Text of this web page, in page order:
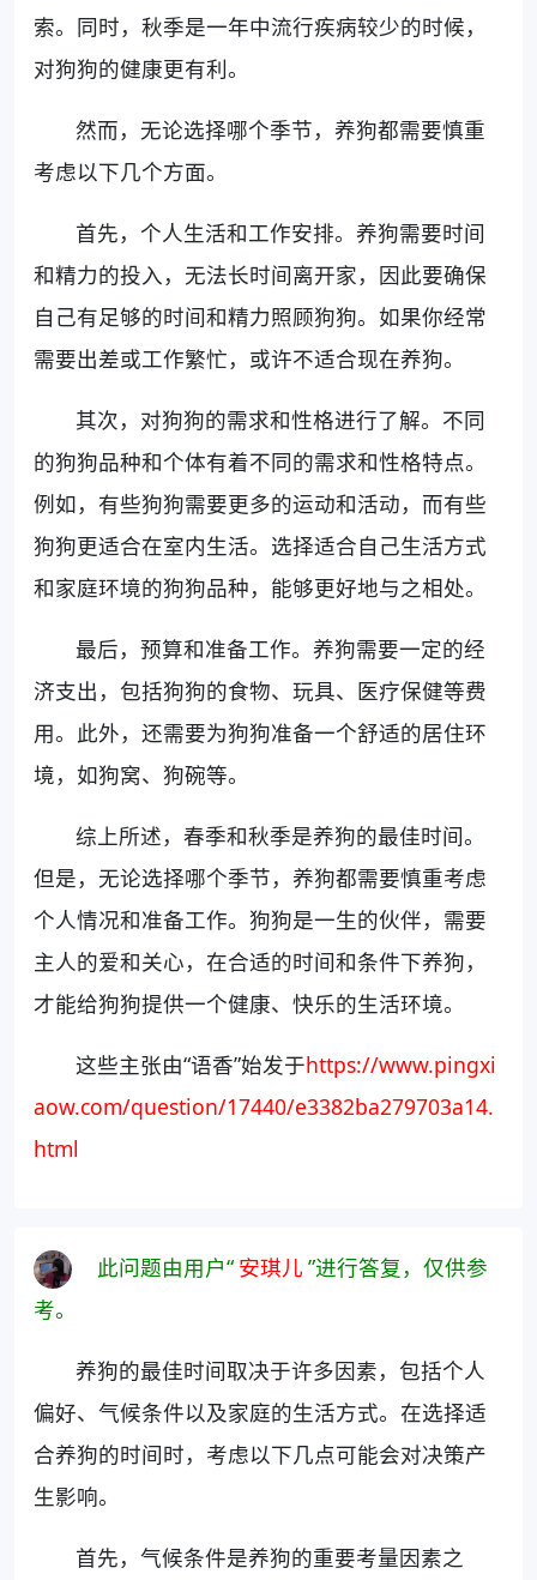
索。同时，秋季是一年中流行疾病较少的时候，
对狗狗的健康更有利。
然而，无论选择哪个季节，养狗都需要慎重
考虑以下几个方面。
首先，个人生活和工作安排。养狗需要时间
和精力的投入，无法长时间离开家，因此要确保
自己有足够的时间和精力照顾狗狗。如果你经常
需要出差或工作繁忙，或许不适合现在养狗。
其次，对狗狗的需求和性格进行了解。不同
的狗狗品种和个体有着不同的需求和性格特点。
例如，有些狗狗需要更多的运动和活动，而有些
狗狗更适合在室内生活。选择适合自己生活方式
和家庭环境的狗狗品种，能够更好地与之相处。
最后，预算和准备工作。养狗需要一定的经
济支出，包括狗狗的食物、玩具、医疗保健等费
用。此外，还需要为狗狗准备一个舒适的居住环
境，如狗窝、狗碗等。
综上所述，春季和秋季是养狗的最佳时间。
但是，无论选择哪个季节，养狗都需要慎重考虑
个人情况和准备工作。狗狗是一生的伙伴，需要
主人的爱和关心，在合适的时间和条件下养狗，
才能给狗狗提供一个健康、快乐的生活环境。
这些主张由“语香”始发于https://www.pingxi
aow.com/question/17440/e3382ba279703a14.
html
此问题由用户“ 安琪儿 ”进行答复，仅供参
考。
养狗的最佳时间取决于许多因素，包括个人
偏好、气候条件以及家庭的生活方式。在选择适
合养狗的时间时，考虑以下几点可能会对决策产
生影响。
首先，气候条件是养狗的重要考量因素之